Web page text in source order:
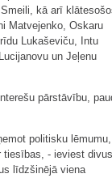
kā arī
Matvejenko, Oskaru
Lukaševiču, Intu
un Jeļenu
pārstāvību,
politisku
tiesības, - ieviest divus
līdzšinējā viena